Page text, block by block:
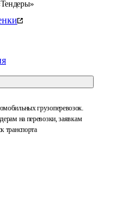
грузоперевозок.
на перевозки, заявкам
транспорта